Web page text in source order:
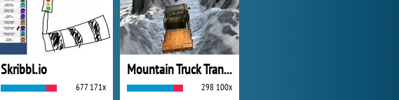
Skribbl.io
677 171x
Mountain Truck Transport
298 100x